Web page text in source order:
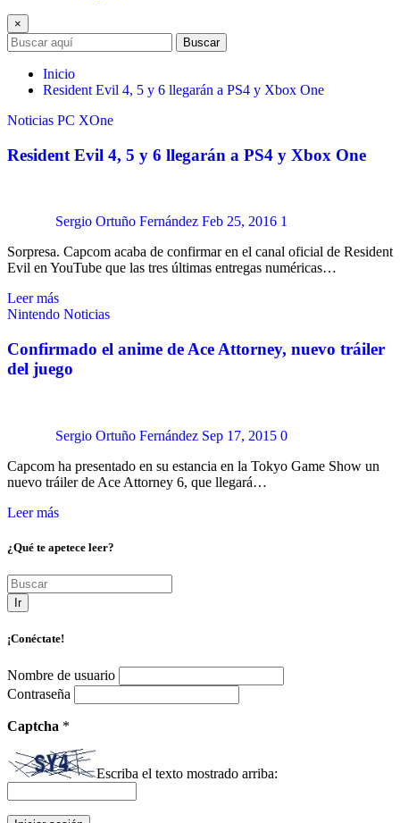
×
Buscar
Inicio
Resident Evil 4, 5 y 6 llegarán a PS4 y Xbox One
Noticias PC XOne
Resident Evil 4, 5 y 6 llegarán a PS4 y Xbox One
Sergio Ortuño Fernández Feb 25, 2016 1
Sorpresa. Capcom acaba de confirmar en el canal oficial de Resident
Evil en YouTube que las tres últimas entregas numéricas…
Leer más
Nintendo Noticias
Confirmado el anime de Ace Attorney, nuevo tráiler
del juego
Sergio Ortuño Fernández Sep 17, 2015 0
Capcom ha presentado en su estancia en la Tokyo Game Show un
nuevo tráiler de Ace Attorney 6, que llegará…
Leer más
¿Qué te apetece leer?
Ir
¡Conéctate!
Nombre de usuario
Contraseña
Captcha *
Escriba el texto mostrado arriba: